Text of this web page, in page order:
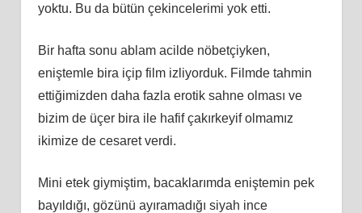
yoktu. Bu da bütün çekincelerimi yok etti.
Bir hafta sonu ablam acilde nöbetçiyken,
eniştemle bira içip film izliyorduk. Filmde tahmin
ettiğimizden daha fazla erotik sahne olması ve
bizim de üçer bira ile hafif çakırkeyif olmamız
ikimize de cesaret verdi.
Mini etek giymiştim, bacaklarımda eniştemin pek
bayıldığı, gözünü ayıramadığı siyah ince